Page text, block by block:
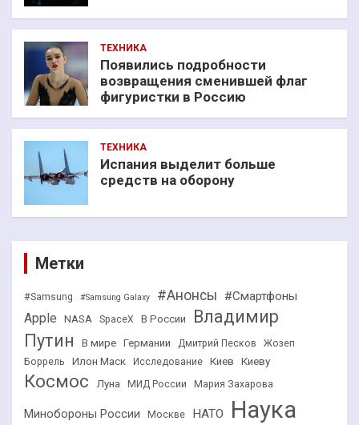
ТЕХНИКА
Появились подробности
возвращения сменившей флаг
фигуристки в Россию
ТЕХНИКА
Испания выделит больше
средств на оборону
Метки
#Samsung #Samsung Galaxy #Анонсы #Смартфоны
Apple NASA SpaceX В России
Владимир
Путин
В мире Германии Дмитрий Песков
Жозеп
Боррель
Илон Маск Исследование Киев Киеву
Космос Луна МИД России Мария Захарова
Минобороны России Москве НАТО Наука